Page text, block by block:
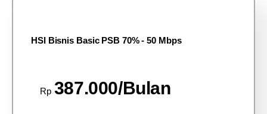
HSI Bisnis Basic PSB 70% - 50 Mbps
Rp 387.000/Bulan